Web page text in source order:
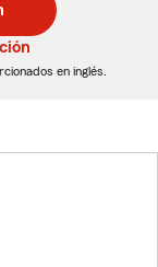
en inglés.